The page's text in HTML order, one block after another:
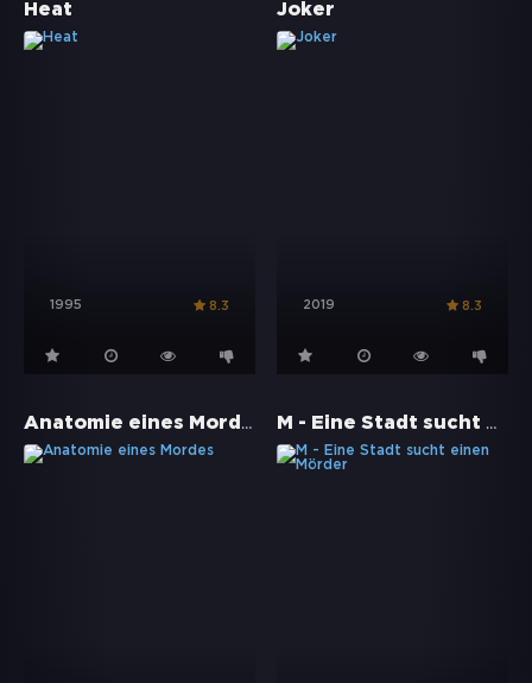
Heat
1995 8.3
Joker
2019 8.3
Anatomie eines Mordes M - Eine Stadt sucht einen Mörder